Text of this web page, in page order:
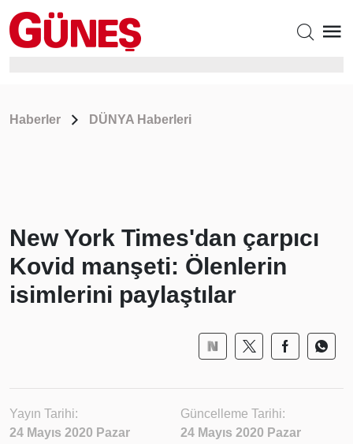
Haberler DÜNYA Haberleri
New York Times'dan çarpıcı
Kovid manşeti: Ölenlerin
isimlerini paylaştılar
Yayın Tarihi:
24 Mayıs 2020 Pazar
Güncelleme Tarihi:
24 Mayıs 2020 Pazar